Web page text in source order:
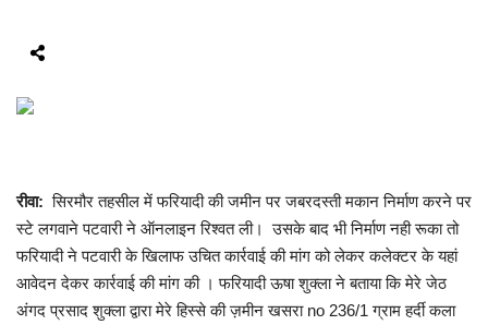
मध्यप्रदेश
छत्तीसगढ़
मनोरंजन
रीवा: सिरमौर तहसील में फरियादी की जमीन पर जबरदस्ती मकान निर्माण करने पर
स्टे लगवाने पटवारी ने ऑनलाइन रिश्वत ली। उसके बाद भी निर्माण नही रूका तो
फरियादी ने पटवारी के खिलाफ उचित कार्रवाई की मांग को लेकर कलेक्टर के यहां
आवेदन देकर कार्रवाई की मांग की । फरियादी ऊषा शुक्ला ने बताया कि मेरे जेठ
अंगद प्रसाद शुक्ला द्वारा मेरे हिस्से की ज़मीन खसरा no 236/1 ग्राम हर्दी कला